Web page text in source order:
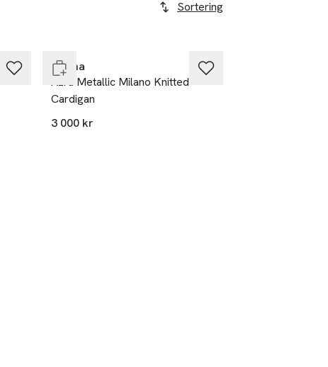
Sortering
Malina
Azra Metallic Milano Knitted
Cardigan
3 000 kr